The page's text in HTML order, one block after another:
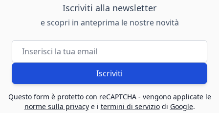
Iscriviti alla newsletter
e scopri in anteprima le nostre novità
Indirizzo email
Iscriviti
Questo form è protetto con reCAPTCHA - vengono applicate le
norme sulla privacye i termini di serviziodi Google.